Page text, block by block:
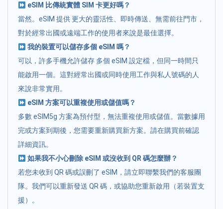
eSIM 比傳統實體 SIM 卡更好嗎？
當然。eSIM 提供 更大的靈活性、即時傳送、無需前往門市，
對於經常出國或遠端工作的使用者來說是最佳選擇。
我的裝置可以儲存多個 eSIM 嗎？
可以，許多手機允許儲存 多個 eSIM 設定檔，但同一時間只
能啟用一個。這對經常出國或同時使用工作與私人號碼的人
來說非常實用。
eSIM 方案可以重複使用或儲值嗎？
多數 eSIM5g 方案為預付型，無法重複使用或儲值。當數據用
完或方案到期後，您需要重新購買新方案。請在購買前確認
詳細資訊。
如果我不小心刪除 eSIM 或沒收到 QR 碼怎麼辦？
若您未收到 QR 碼或誤刪了 eSIM，請立即聯繫我們的客服團
隊。我們可以重新發送 QR 碼，或協助您重新啟用（若裝置支
援）。